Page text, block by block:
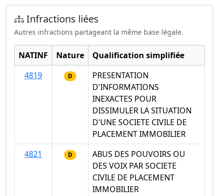
Infractions liées
Autres infractions partageant la même base légale.
NATINF Nature
Qualification simplifiée
4819
D
PRESENTATION
D'INFORMATIONS
INEXACTES POUR
DISSIMULER LA SITUATION
D'UNE SOCIETE CIVILE DE
PLACEMENT IMMOBILIER
4821
D
ABUS DES POUVOIRS OU
DES VOIX PAR SOCIETE
CIVILE DE PLACEMENT
IMMOBILIER